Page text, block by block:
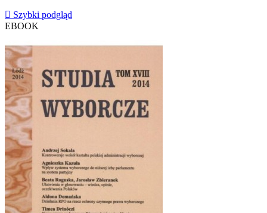
 Szybki podgląd
EBOOK